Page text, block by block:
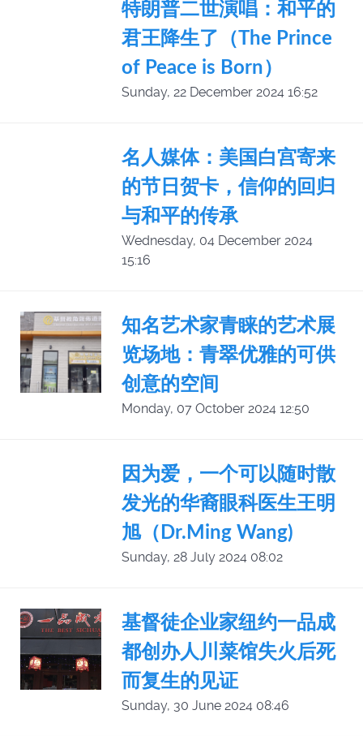
特朗普二世演唱：和平的
君王降生了（The Prince
of Peace is Born）
Sunday, 22 December 2024 16:52
名人媒体：美国白宫寄来
的节日贺卡，信仰的回归
与和平的传承
Wednesday, 04 December 2024
15:16
知名艺术家青睐的艺术展
览场地：青翠优雅的可供
创意的空间
Monday, 07 October 2024 12:50
因为爱，一个可以随时散
发光的华裔眼科医生王明
旭（Dr.Ming Wang)
Sunday, 28 July 2024 08:02
基督徒企业家纽约一品成
都创办人川菜馆失火后死
而复生的见证
Sunday, 30 June 2024 08:46